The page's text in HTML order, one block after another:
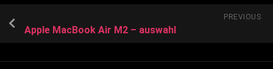
PREVIOUS
Apple MacBook Air M2 – auswahl